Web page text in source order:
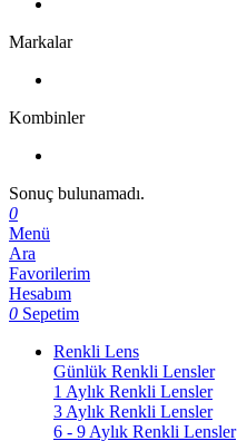
Markalar
Kombinler
Sonuç bulunamadı.
0
Menü
Ara
Favorilerim
Hesabım
0 Sepetim
Renkli Lens
Günlük Renkli Lensler
1 Aylık Renkli Lensler
3 Aylık Renkli Lensler
6 - 9 Aylık Renkli Lensler